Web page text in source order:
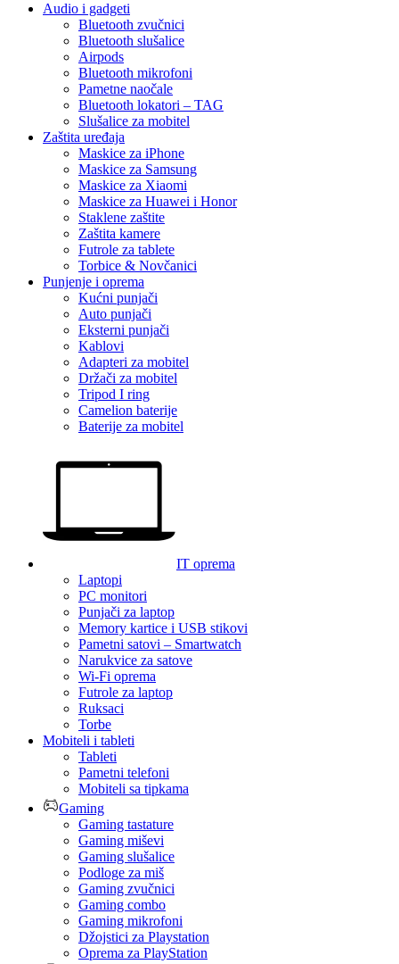
Audio i gadgeti
Bluetooth zvučnici
Bluetooth slušalice
Airpods
Bluetooth mikrofoni
Pametne naočale
Bluetooth lokatori – TAG
Slušalice za mobitel
Zaštita uređaja
Maskice za iPhone
Maskice za Samsung
Maskice za Xiaomi
Maskice za Huawei i Honor
Staklene zaštite
Zaštita kamere
Futrole za tablete
Torbice & Novčanici
Punjenje i oprema
Kućni punjači
Auto punjači
Eksterni punjači
Kablovi
Adapteri za mobitel
Držači za mobitel
Tripod I ring
Camelion baterije
Baterije za mobitel
IT oprema
Laptopi
PC monitori
Punjači za laptop
Memory kartice i USB stikovi
Pametni satovi – Smartwatch
Narukvice za satove
Wi-Fi oprema
Futrole za laptop
Ruksaci
Torbe
Mobiteli i tableti
Tableti
Pametni telefoni
Mobiteli sa tipkama
Gaming
Gaming tastature
Gaming miševi
Gaming slušalice
Podloge za miš
Gaming zvučnici
Gaming combo
Gaming mikrofoni
Džojstici za Playstation
Oprema za PlayStation